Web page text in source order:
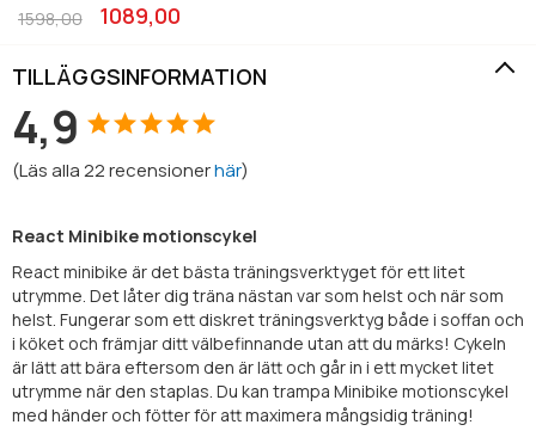
1089,00
1598,00
TILLÄGGSINFORMATION
4,9
(Läs alla22recensionerhär)
React Minibike motionscykel
React minibike är det bästa träningsverktyget för ett litet
utrymme. Det låter dig träna nästan var som helst och när som
helst. Fungerar som ett diskret träningsverktyg både i soffan och
i köket och främjar ditt välbefinnande utan att du märks! Cykeln
är lätt att bära eftersom den är lätt och går in i ett mycket litet
utrymme när den staplas. Du kan trampa Minibike motionscykel
med händer och fötter för att maximera mångsidig träning!